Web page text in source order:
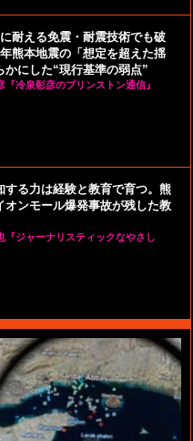
に耐える免震・耐震技術でも破
熊本地震の「想定を超えた揺
かにした“現行基準の弱点”
『冷泉彰彦のプリンストン通信』
する力は経験と教育で育つ。熊
オンモール爆発事故が残した教
『ジャーナリスティックなやさし